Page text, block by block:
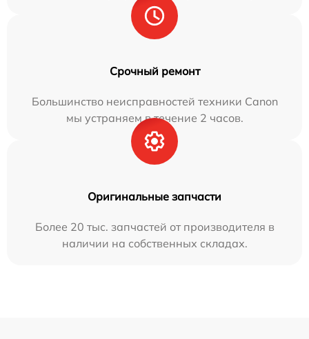
Срочный ремонт
Большинство неисправностей техники Canon
мы устраняем в течение 2 часов.
Оригинальные запчасти
Более 20 тыс. запчастей от производителя в
наличии на собственных складах.